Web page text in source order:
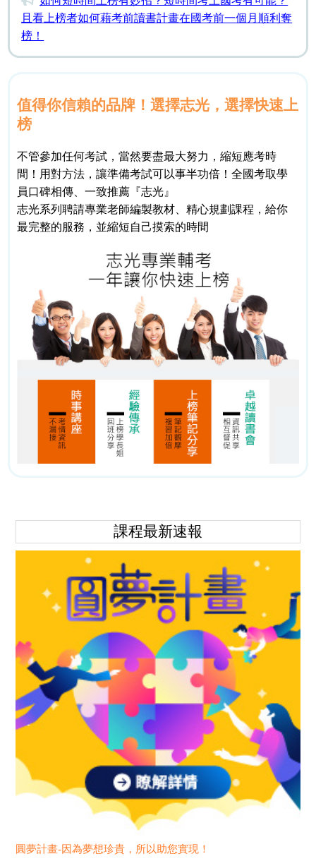
課程最新速報
圓夢計畫-因為夢想珍貴，所以助您實現！
且看上榜者如何藉考前讀書計畫在國考前一個月順利奪
榜！
值得你信賴的品牌！選擇志光，選擇快速上
榜
不管參加任何考試，當然要盡最大努力，縮短應考時
間！用對方法，讓準備考試可以事半功倍！全國考取學
員口碑相傳、一致推薦『志光』
志光系列聘請專業老師編製教材、精心規劃課程，給你
最完整的服務，並縮短自己摸索的時間